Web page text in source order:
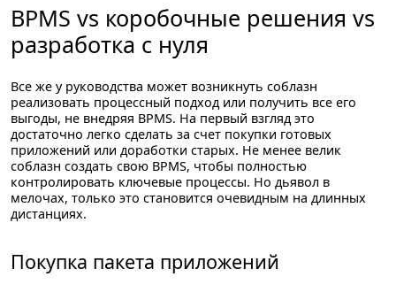
BPMS vs коробочные решения vs
разработка с нуля
Все же у руководства может возникнуть соблазн
реализовать процессный подход или получить все его
выгоды, не внедряя BPMS. На первый взгляд это
достаточно легко сделать за счет покупки готовых
приложений или доработки старых. Не менее велик
соблазн создать свою BPMS, чтобы полностью
контролировать ключевые процессы. Но дьявол в
мелочах, только это становится очевидным на длинных
дистанциях.
Покупка пакета приложений